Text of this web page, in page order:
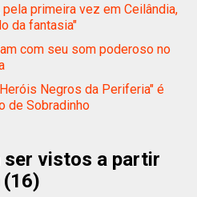
primeira vez em Ceilândia,
da fantasia"
com seu som poderoso no
Negros da Periferia" é
de Sobradinho
ser vistos a partir